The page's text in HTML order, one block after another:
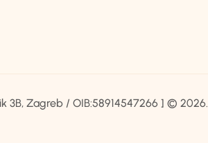
3B, Zagreb / OIB:58914547266 ] © 2026.